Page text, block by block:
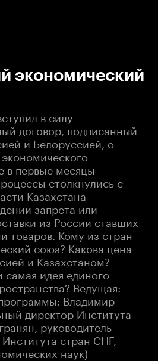
экономический
в силу
договор, подписанный
и Белоруссией, о
в первые месяцы
столкнулись с
Казахстана
запрета или
из России ставших
Кому из стран
союз? Какова цена
и Казахстаном?
идея единого
Ведущая:
Владимир
директор Института
руководитель
стран СНГ,
наук)